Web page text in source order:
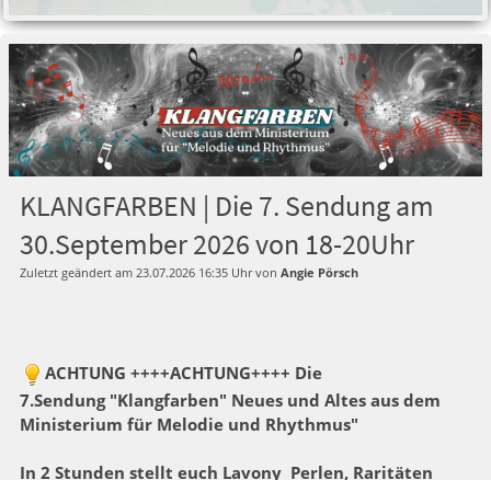
KLANGFARBEN | Die 7. Sendung am
30.September 2026 von 18-20Uhr
Zuletzt geändert am 23.07.2026 16:35 Uhr von Angie Pörsch
ACHTUNG ++++ACHTUNG++++ Die
7.Sendung "Klangfarben" Neues und Altes aus dem
Ministerium für Melodie und Rhythmus"
In 2 Stunden stellt euch Lavony Perlen, Raritäten